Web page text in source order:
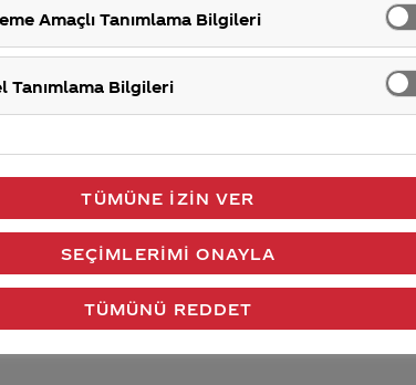
cevap aklındaki soru işaretlerini giderdi
Amaçlı Tanımlama Bilgileri
Tanımlama Bilgileri
TÜMÜNE İZIN VER
TÜMÜNÜ REDDET
SEÇIMLERIMI ONAYLA